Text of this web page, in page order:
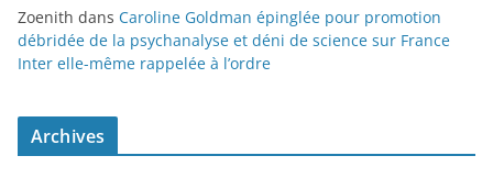
Zoenith dans Caroline Goldman épinglée pour promotion
débridée de la psychanalyse et déni de science sur France
Inter elle-même rappelée à l’ordre
Archives